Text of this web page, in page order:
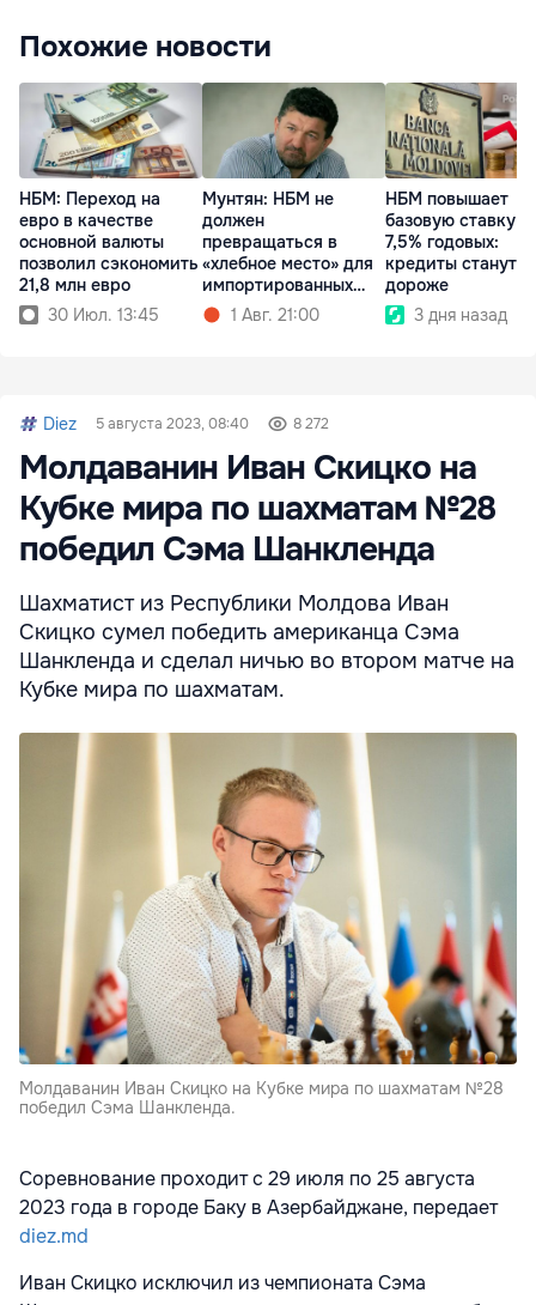
Разместить рекламу на сайте
Обсуждения28
Похожие новости
евро в качестве
основной валюты
позволил сэкономить
21,8 млн евро
30 Июл. 13:45
должен
превращаться в
«хлебное место» для
управленцев
1 Авг. 21:00
базовую ставку
7,5% годовых:
кредиты станут
3 дня назад
Diez 5 августа 2023, 08:40 8 272
Молдаванин Иван Скицко на
Кубке мира по шахматам №28
победил Сэма Шанкленда
Шахматист из Республики Молдова Иван
Скицко сумел победить американца Сэма
Шанкленда и сделал ничью во втором матче на
Кубке мира по шахматам.